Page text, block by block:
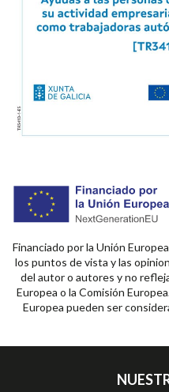
Financiado por la Unión
los puntos de vista y las
del autor o autores y no
Europea o la Comisión
Europea pueden ser